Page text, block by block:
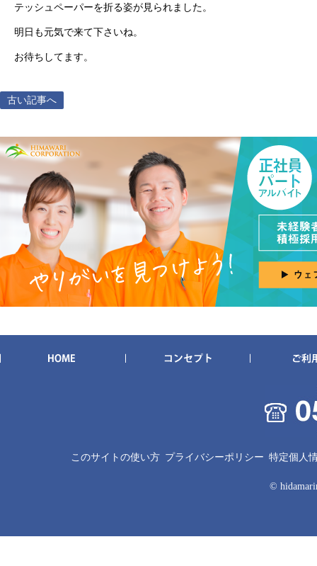
テッシュペーパーを折る姿が見られました。
明日も元気で来て下さいね。
お待ちしてます。
古い記事へ
このサイトの使い方 プライバシーポリシー 特定個人
©